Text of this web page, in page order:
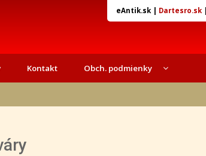
eAntik.sk| Dartesro.sk|
Kontakt Obch. podmienky